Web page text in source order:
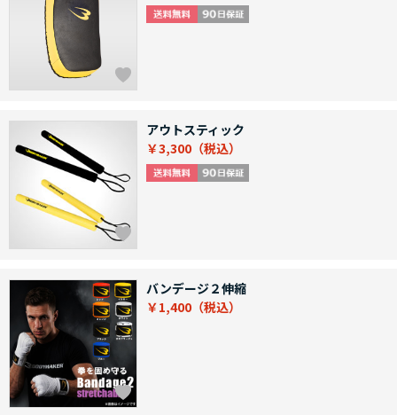
アウトスティック
￥3,300
バンデージ２伸縮
￥1,400